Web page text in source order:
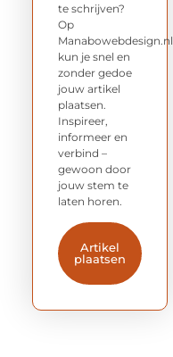
te schrijven?
Op
Manabowebdesign.nl
kun je snel en
zonder gedoe
jouw artikel
plaatsen.
Inspireer,
informeer en
verbind –
gewoon door
jouw stem te
laten horen.
Artikel
plaatsen